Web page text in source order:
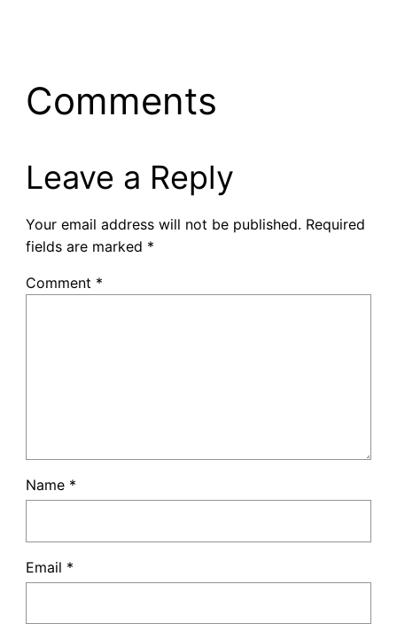
Comments
Leave a Reply
Your email address will not be published. Required
fields are marked *
Comment *
Name *
Email *